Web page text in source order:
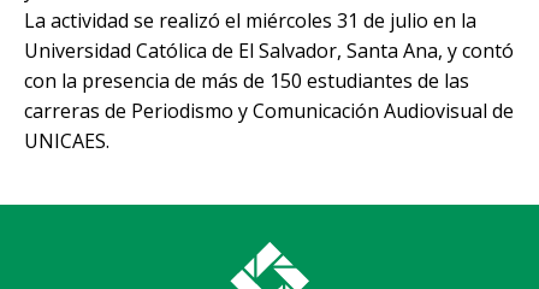
La actividad se realizó el miércoles 31 de julio en la
Universidad Católica de El Salvador, Santa Ana, y contó
con la presencia de más de 150 estudiantes de las
carreras de Periodismo y Comunicación Audiovisual de
UNICAES.